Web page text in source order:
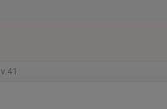
v.41